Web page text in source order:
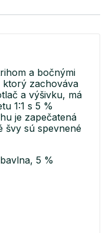
a bočnými
ktorý zachováva
a výšivku, má
1:1 s 5 %
je zapečatená
švy sú spevnené
5 %